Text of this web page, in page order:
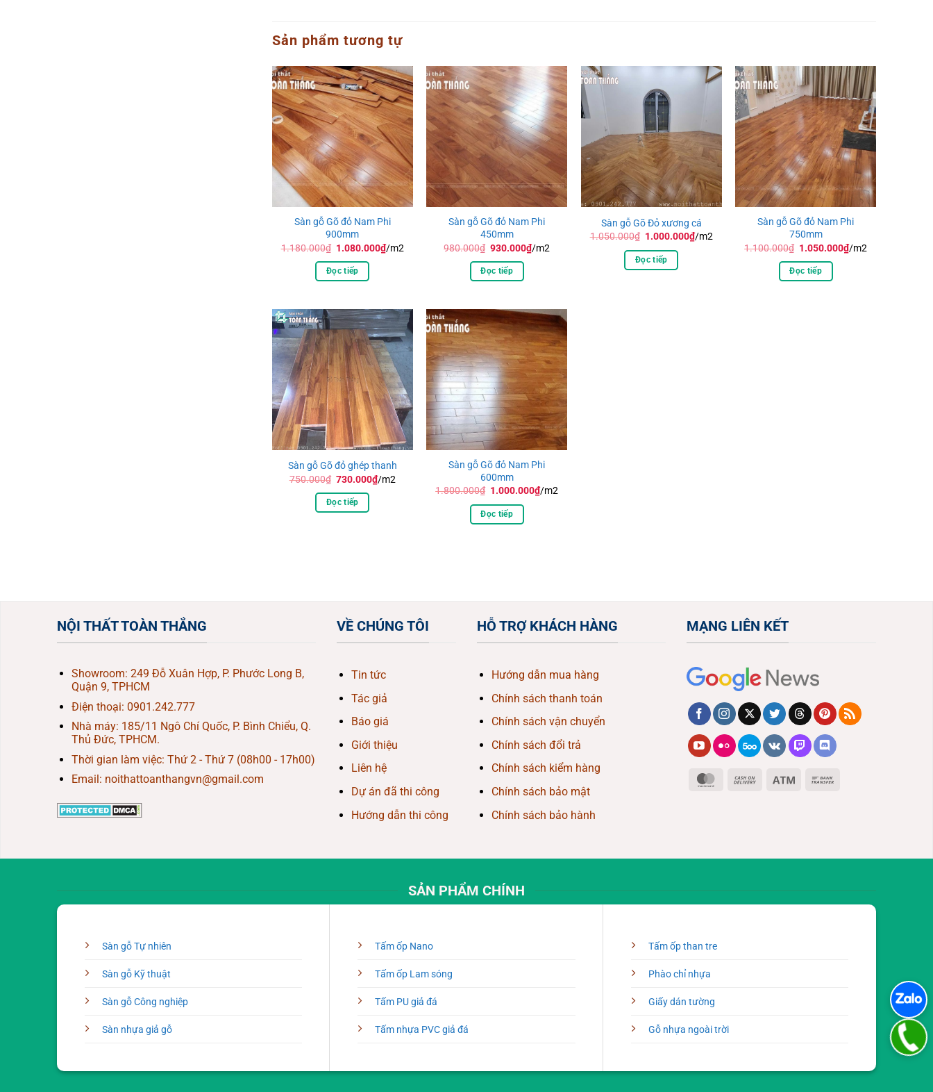
Sản phẩm tương tự
Sàn gỗ Gõ đỏ Nam Phi
900mm
1.180.000₫ Giá
là:
1.180.000₫.
1.080.000₫Giá
hiện
/m2
Đọc tiếp
Sàn gỗ Gõ đỏ Nam Phi
450mm
980.000₫ Giá
là:
980.000₫.
930.000₫Giá
hiện
/m2
Đọc tiếp
Sàn gỗ Gõ Đỏ xương cá
1.050.000₫ Giá
là:
1.050.000₫.
1.000.000₫Giá
hiện
/m2
Đọc tiếp
Sàn gỗ Gõ đỏ Nam Phi
750mm
1.100.000₫ Giá
là:
1.100.000₫.
1.050.000₫Giá
hiện
/m2
Đọc tiếp
Sàn gỗ Gõ đỏ ghép thanh
750.000₫ Giá
là:
750.000₫.
730.000₫Giá
hiện
/m2
Đọc tiếp
Sàn gỗ Gõ đỏ Nam Phi
600mm
1.800.000₫ Giá
là:
1.800.000₫.
1.000.000₫Giá
hiện
/m2
Đọc tiếp
NỘI THẤT TOÀN THẮNG
Showroom: 249 Đỗ Xuân Hợp, P. Phước Long B,
Quận 9, TPHCM
Điện thoại: 0901.242.777
Nhà máy: 185/11 Ngô Chí Quốc, P. Bình Chiểu, Q.
Thủ Đức, TPHCM.
Thời gian làm việc: Thứ 2 - Thứ 7 (08h00 - 17h00)
Email: noithattoanthangvn@gmail.com
VỀ CHÚNG TÔI
Tin tức
Tác giả
Báo giá
Giới thiệu
Liên hệ
Dự án đã thi công
Hướng dẫn thi công
HỖ TRỢ KHÁCH HÀNG
Hướng dẫn mua hàng
Chính sách thanh toán
Chính sách vận chuyển
Chính sách đổi trả
Chính sách kiểm hàng
Chính sách bảo mật
Chính sách bảo hành
MẠNG LIÊN KẾT
MasterCard
Cash
Atm
SẢN PHẨM CHÍNH
Sàn gỗ Tự nhiên
Sàn gỗ Kỹ thuật
Sàn gỗ Công nghiệp
Sàn nhựa giả gỗ
Tấm ốp Nano
Tấm ốp Lam sóng
Tấm PU giả đá
Tấm nhựa PVC giả đá
Tấm ốp than tre
Phào chỉ nhựa
Giấy dán tường
Gỗ nhựa ngoài trời